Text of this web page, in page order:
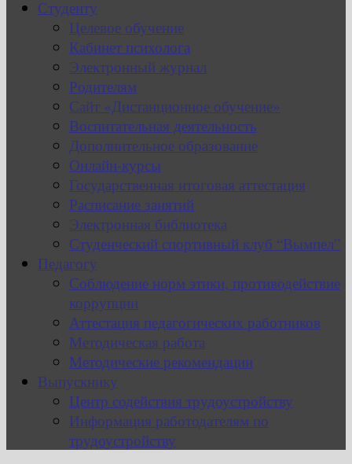
Студенту
Целевое обучение
Кабинет психолога
Электронный журнал
Родителям
Сайт «Дистанционное обучение»
Воспитательная деятельность
Дополнительное образование
Онлайн-курсы
Государственная итоговая аттестация
Расписание занятий
Электронная библиотека
Студенческий спортивный клуб “Вымпел”
Педагогу
Соблюдение норм этики, противодействие
коррупции
Аттестация педагогических работников
Методическая работа
Методические рекомендации
Выпускнику
Центр содействия трудоустройству
Информация работодателям по
трудоустройству